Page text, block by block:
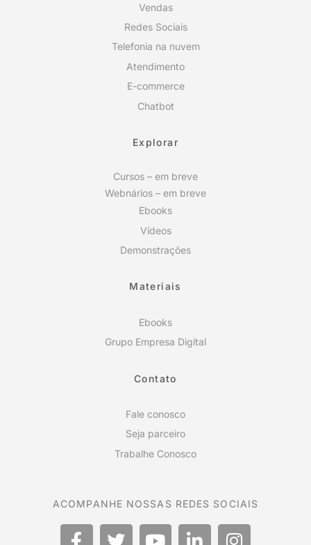
Vendas
Redes Sociais
Telefonia na nuvem
Atendimento
E-commerce
Chatbot
Explorar
Cursos – em breve
Webnários – em breve
Ebooks
Vídeos
Demonstrações
Materiais
Ebooks
Grupo Empresa Digital
Contato
Fale conosco
Seja parceiro
Trabalhe Conosco
ACOMPANHE NOSSAS REDES SOCIAIS